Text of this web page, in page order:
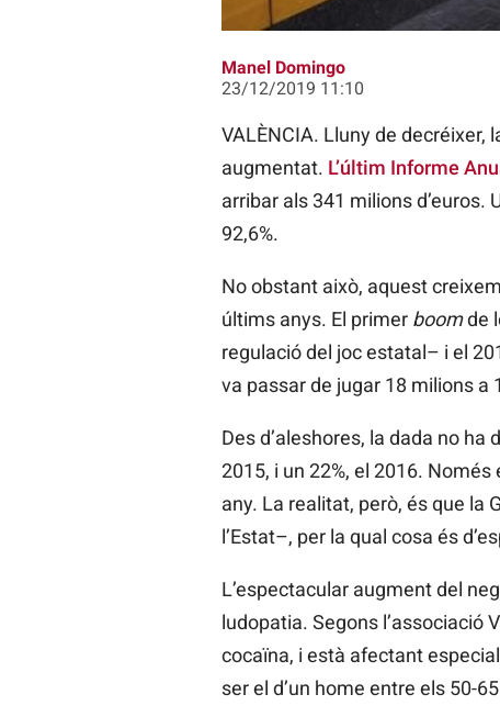
Manel Domingo
23/12/2019 11:10
VALÈNCIA. Lluny de
augmentat. L’últim Informe
arribar als 341 milions d’euros.
92,6%.
No obstant això, aquest
últims anys. El primer boomde
regulació del joc estatal– i el
va passar de jugar 18 milions a
Des d’aleshores, la dada no ha
2015, i un 22%, el 2016.
any. La realitat, però, és que
l’Estat–, per la qual cosa és
L’espectacular augment del
ludopatia. Segons l’associació
cocaïna, i està afectant
ser el d’un home entre els 50-